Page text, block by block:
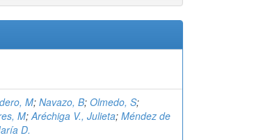
M; Navazo, B; Olmedo, S;
M;Aréchiga V., Julieta; Méndez de
D.